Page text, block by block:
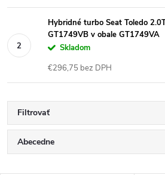
Hybridné turbo Seat Toledo
GT1749VB v obale GT1749VA
Skladom
€296,75 bez DPH
Filtrovať
R
Abecedne